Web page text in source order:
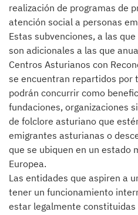
realización de programas de
atención social a personas
Estas subvenciones, a las
son adicionales a las que
Centros Asturianos con
se encuentran repartidos por
podrán concurrir como
fundaciones, organizaciones
de folclore asturiano que
emigrantes asturianas o
que se ubiquen en un estado
Europea.
Las entidades que aspiren a
tener un funcionamiento
estar legalmente